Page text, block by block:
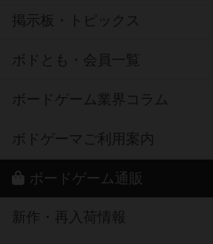
掲示板・トピックス
ボドとも・会員一覧
ボードゲーム業界コラム
ボドゲーマご利用案内
ボードゲーム通販
新作・再入荷情報